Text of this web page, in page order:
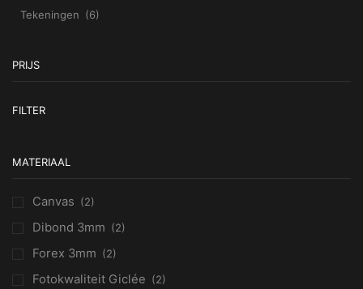
Tekeningen (6)
PRIJS
FILTER
MATERIAAL
Canvas (2)
Dibond 3mm (2)
Forex 3mm (2)
Fotokwaliteit Giclée (2)